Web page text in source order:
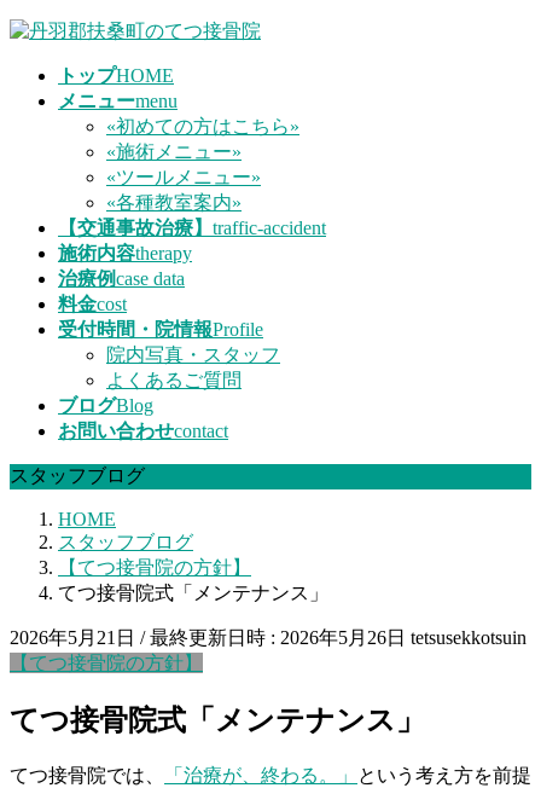
コ
ナ
トップHOME
メニューmenu
«初めての方はこちら»
«施術メニュー»
«ツールメニュー»
«各種教室案内»
【交通事故治療】 traffic-accident
施術内容therapy
治療例case data
料金cost
受付時間・院情報Profile
院内写真・スタッフ
よくあるご質問
ブログBlog
お問い合わせcontact
スタッフブログ
HOME
スタッフブログ
【てつ接骨院の方針】
てつ接骨院式「メンテナンス」
2026年5月21日 / 最終更新日時 : 2026年5月26日 tetsusekkotsuin
【てつ接骨院の方針】
てつ接骨院式「メンテナンス」
てつ接骨院では、 「治療が、終わる。」
という考え方を前提